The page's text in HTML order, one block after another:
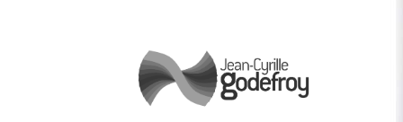
Aller
Aller
au
contenu